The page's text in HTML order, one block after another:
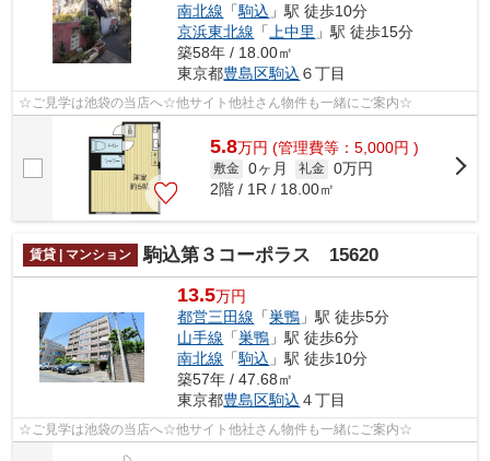
南北線 「駒込 」駅 徒歩10分
京浜東北線 「 上中里 」駅 徒歩15分
築58年 / 18.00㎡
東京都豊島区駒込 ６丁目
☆ご見学は池袋の当店へ☆他サイト他社さん物件も一緒にご案内☆
5.8万円 (管理費等：5,000円 )
敷金 0ヶ月 礼金 0万円
2階 / 1R / 18.00㎡
賃貸 | マンション 駒込第３コーポラス 15620
13.5万円
都営三田線 「巣鴨 」駅 徒歩5分
山手線 「巣鴨 」駅 徒歩6分
南北線 「駒込 」駅 徒歩10分
築57年 / 47.68㎡
東京都豊島区駒込 ４丁目
☆ご見学は池袋の当店へ☆他サイト他社さん物件も一緒にご案内☆